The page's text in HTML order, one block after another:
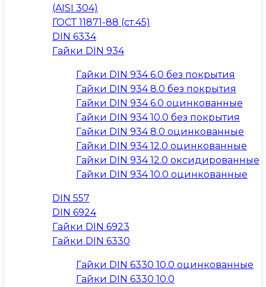
(AISI 304)
ГОСТ 11871-88 (ст.45)
DIN 6334
Гайки DIN 934
Гайки DIN 934 6.0 без покрытия
Гайки DIN 934 8.0 без покрытия
Гайки DIN 934 6.0 оцинкованные
Гайки DIN 934 10.0 без покрытия
Гайки DIN 934 8.0 оцинкованные
Гайки DIN 934 12.0 оцинкованные
Гайки DIN 934 12.0 оксидированные
Гайки DIN 934 10.0 оцинкованные
DIN 557
DIN 6924
Гайки DIN 6923
Гайки DIN 6330
Гайки DIN 6330 10.0 оцинкованные
Гайки DIN 6330 10.0